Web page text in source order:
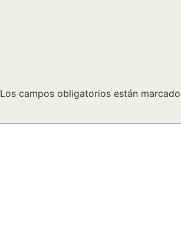
Los campos obligatorios están